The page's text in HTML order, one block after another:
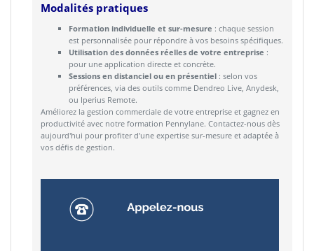
Modalités pratiques
Formation individuelle et sur-mesure : chaque session
est personnalisée pour répondre à vos besoins spécifiques.
Utilisation des données réelles de votre entreprise :
pour une application directe et concrète.
Sessions en distanciel ou en présentiel : selon vos
préférences, via des outils comme Dendreo Live, Anydesk,
ou Iperius Remote.
Améliorez la gestion commerciale de votre entreprise et gagnez en
productivité avec notre formation Pennylane. Contactez-nous dès
aujourd'hui pour profiter d'une expertise sur-mesure et adaptée à
vos défis de gestion.